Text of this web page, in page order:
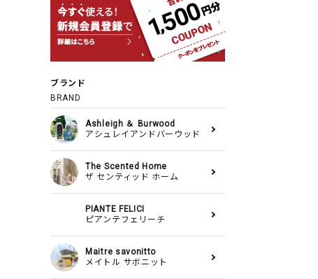
ブランド
BRAND
Ashleigh ＆ Burwood
アシュレイアンドバーウッド
The Scented Home
ザ センティッド ホーム
PIANTE FELICI
ピアンテフェリーチ
Maitre savonitto
メイトル サボニット